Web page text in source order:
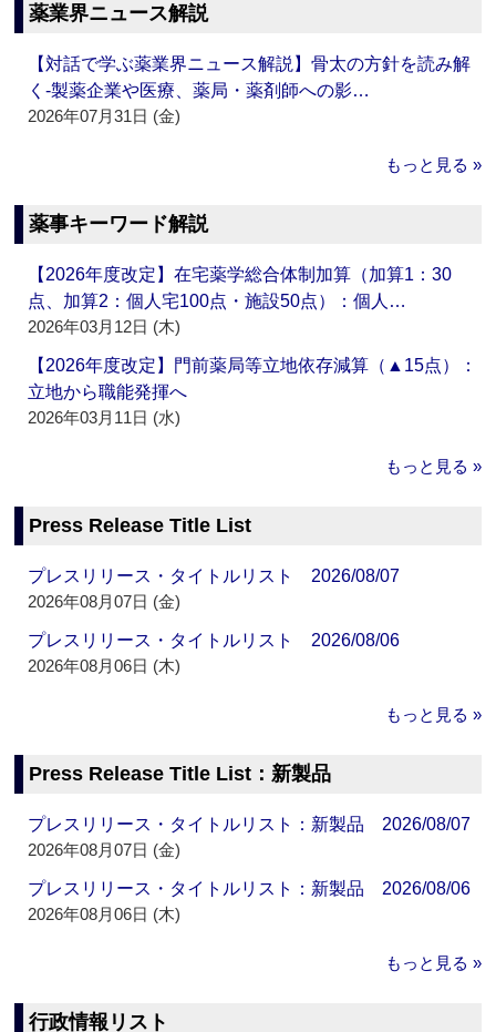
薬業界ニュース解説
【対話で学ぶ薬業界ニュース解説】骨太の方針を読み解
く‐製薬企業や医療、薬局・薬剤師への影…
2026年07月31日 (金)
もっと見る »
薬事キーワード解説
【2026年度改定】在宅薬学総合体制加算（加算1：30
点、加算2：個人宅100点・施設50点）：個人…
2026年03月12日 (木)
【2026年度改定】門前薬局等立地依存減算（▲15点）：
立地から職能発揮へ
2026年03月11日 (水)
もっと見る »
Press Release Title List
プレスリリース・タイトルリスト 2026/08/07
2026年08月07日 (金)
プレスリリース・タイトルリスト 2026/08/06
2026年08月06日 (木)
もっと見る »
Press Release Title List：新製品
プレスリリース・タイトルリスト：新製品 2026/08/07
2026年08月07日 (金)
プレスリリース・タイトルリスト：新製品 2026/08/06
2026年08月06日 (木)
もっと見る »
行政情報リスト